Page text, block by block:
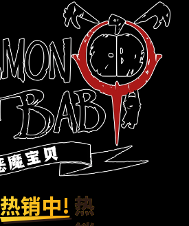
热销中! 热